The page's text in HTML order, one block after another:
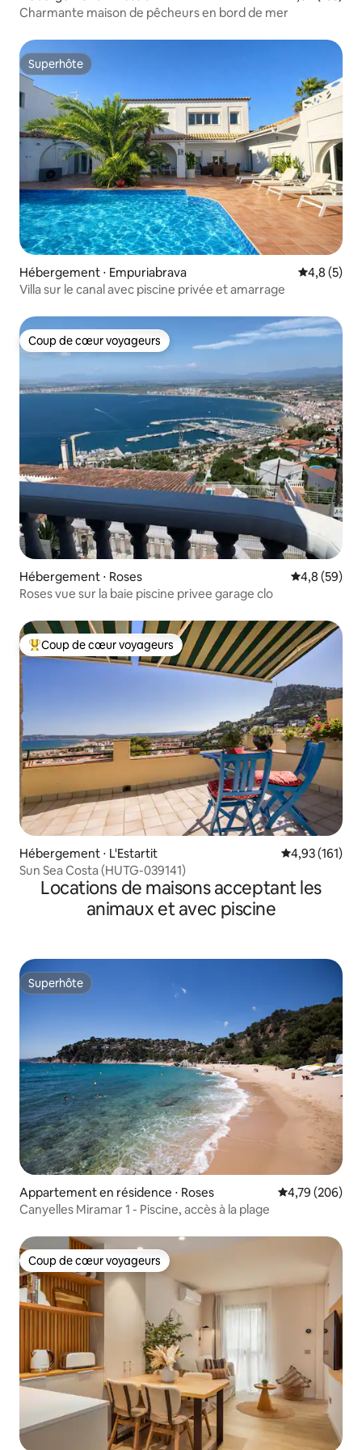
Charmante maison de pêcheurs en bord de mer
Superhôte
Superhôte
Hébergement ⋅ Empuriabrava Évaluation
4,8 (5)
Villa sur le canal avec piscine privée et amarrage
Coup de cœur voyageurs
Coup de cœur voyageurs
Hébergement ⋅ Roses Évaluation
4,8 (59)
Roses vue sur la baie piscine privee garage clo
Coups de cœur voyageurs les plus appréciés
Coup de cœur voyageurs
Hébergement ⋅ L'Estartit Évaluation
4,93 (161)
Sun Sea Costa (HUTG-039141)
Locations de maisons acceptant les
animaux et avec piscine
Superhôte
Superhôte
Appartement en résidence ⋅ Roses Évaluation
4,79 (206)
Canyelles Miramar 1 - Piscine, accès à la plage
Coup de cœur voyageurs
Coup de cœur voyageurs